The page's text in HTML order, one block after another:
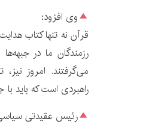
وی افزود:
قرآن نه تنها کتاب
رزمندگان ما در
می‌گرفتند. امروز
راهبردی است که باید
رئیس عقیدتی سیاسی گروه ۴۴ توپخانه